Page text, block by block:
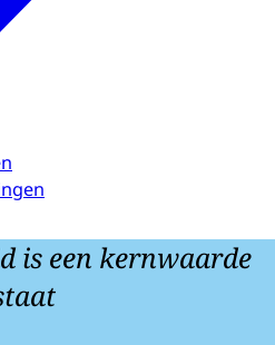
is een kernwaarde